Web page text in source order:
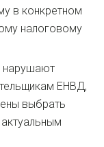
в конкретном
налоговому
нарушают
ЕНВД,
выбрать